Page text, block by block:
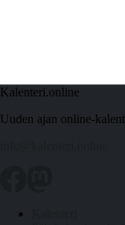
Kalenteri.online
Uuden ajan online-